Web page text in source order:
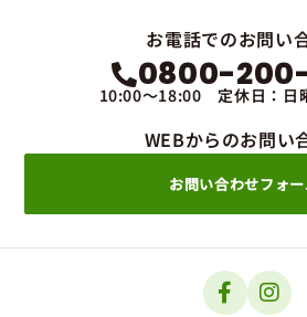
お電話でのお問い
0800-
10:00～18:00 定休日：日
WEBからのお問い
お問い合わせフォ